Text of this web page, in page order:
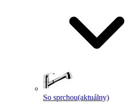
So sprchou(aktuálny)